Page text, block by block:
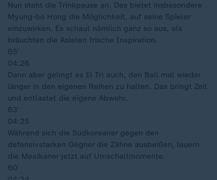
Nun steht die Trinkpause an. Das bietet insbesondere
Myung-bo Hong die Möglichkeit, auf seine Spieler
einzuwirken. Es schaut nämlich ganz so aus, als
bräuchten die Asiaten frische Inspiration.
65′
04:26
Dann aber gelingt es El Tri auch, den Ball mal wieder
länger in den eigenen Reihen zu halten. Das bringt Zeit
und entlastet die eigene Abwehr.
63′
04:25
Während sich die Südkoreaner gegen den
defensivstarken Gegner die Zähne ausbeißen, lauern
die Mexikaner jetzt auf Umschaltmomente.
60′